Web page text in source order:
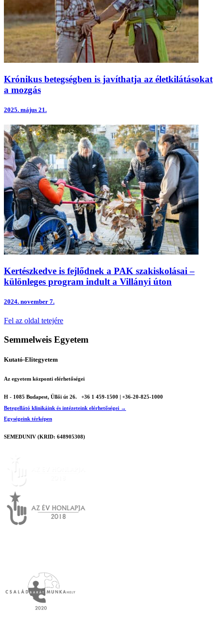
Krónikus betegségben is javíthatja az életkilátásokat
a mozgás
2025. május 21.
Kertészkedve is fejlődnek a PAK szakiskolásai –
különleges program indult a Villányi úton
2024. november 7.
Fel az oldal tetejére
Semmelweis Egyetem
Kutató-Elitegyetem
Az egyetem központi elérhetőségei
H - 1085 Budapest, Üllői út 26.
+36 1 459-1500 | +36-20-825-1000
Betegellátó klinikáink és intézeteink elérhetőségei →
Egységeink térképen
SEMEDUNIV (KRID: 648905308)